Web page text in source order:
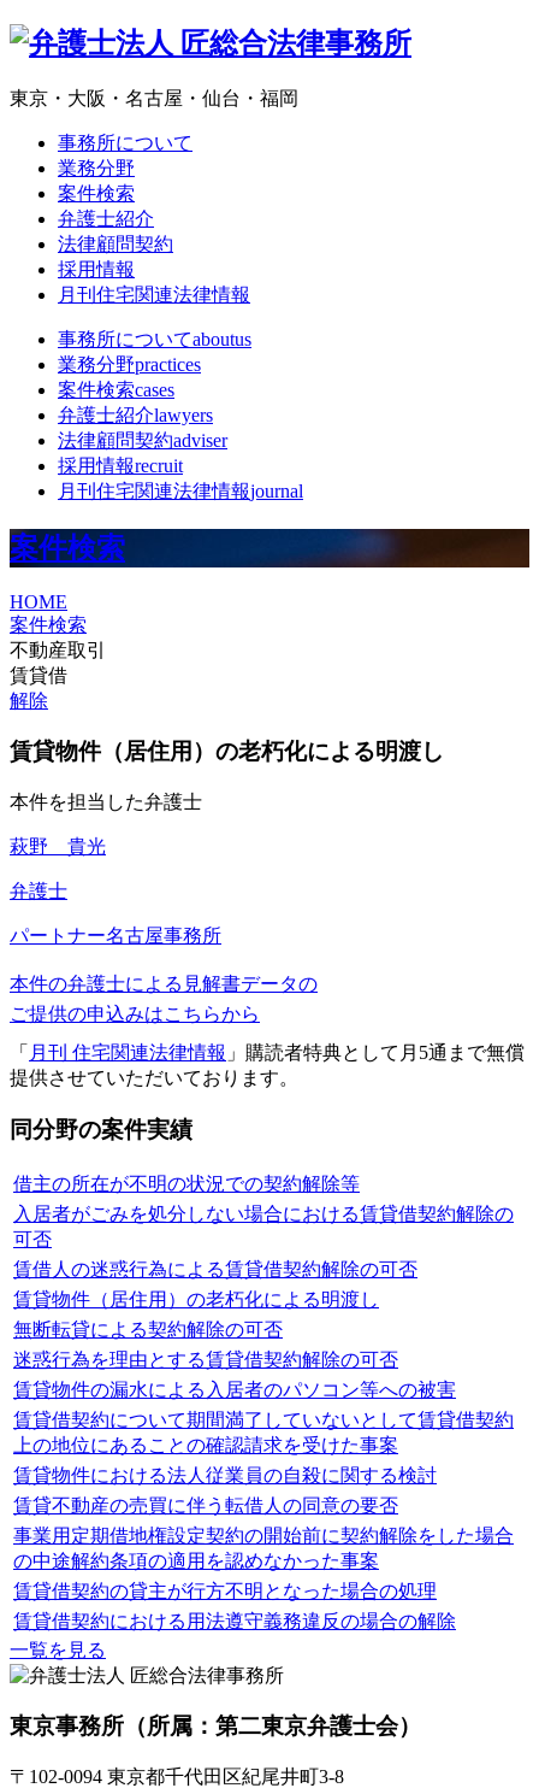
東京・大阪・名古屋・仙台・福岡
事務所について
業務分野
案件検索
弁護士紹介
法律顧問契約
採用情報
月刊住宅関連法律情報
事務所についてaboutus
業務分野practices
案件検索cases
弁護士紹介lawyers
法律顧問契約adviser
採用情報recruit
月刊住宅関連法律情報journal
案件検索
HOME
案件検索
不動産取引
賃貸借
解除
賃貸物件（居住用）の老朽化による明渡し
本件を担当した弁護士
萩野 貴光
弁護士
パートナー名古屋事務所
本件の弁護士による見解書データの
ご提供の申込みはこちらから
「 月刊 住宅関連法律情報 」購読者特典として月5通まで無償
提供させていただいております。
同分野の案件実績
借主の所在が不明の状況での契約解除等
入居者がごみを処分しない場合における賃貸借契約解除の
可否
賃借人の迷惑行為による賃貸借契約解除の可否
賃貸物件（居住用）の老朽化による明渡し
無断転貸による契約解除の可否
迷惑行為を理由とする賃貸借契約解除の可否
賃貸物件の漏水による入居者のパソコン等への被害
賃貸借契約について期間満了していないとして賃貸借契約
上の地位にあることの確認請求を受けた事案
賃貸物件における法人従業員の自殺に関する検討
賃貸不動産の売買に伴う転借人の同意の要否
事業用定期借地権設定契約の開始前に契約解除をした場合
の中途解約条項の適用を認めなかった事案
賃貸借契約の貸主が行方不明となった場合の処理
賃貸借契約における用法遵守義務違反の場合の解除
一覧を見る
東京事務所 （所属：第二東京弁護士会）
〒102-0094 東京都千代田区紀尾井町3-8